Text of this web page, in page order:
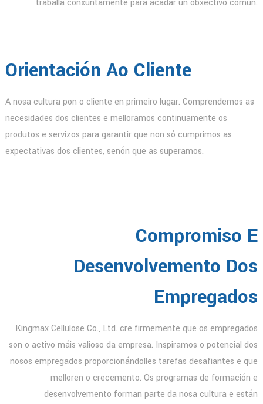
traballa conxuntamente para acadar un obxectivo común.
Orientación Ao Cliente
A nosa cultura pon o cliente en primeiro lugar. Comprendemos as
necesidades dos clientes e melloramos continuamente os
produtos e servizos para garantir que non só cumprimos as
expectativas dos clientes, senón que as superamos.
Compromiso E
Desenvolvemento Dos
Empregados
Kingmax Cellulose Co., Ltd. cre firmemente que os empregados
son o activo máis valioso da empresa. Inspiramos o potencial dos
nosos empregados proporcionándolles tarefas desafiantes e que
melloren o crecemento. Os programas de formación e
desenvolvemento forman parte da nosa cultura e están